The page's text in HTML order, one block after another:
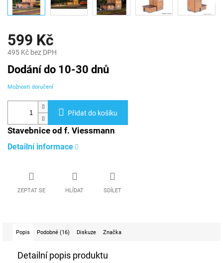
599 Kč
495 Kč bez DPH
Měrná
cena:
Dodání do 10-30 dnů
Možnosti doručení
Přidat do košíku
Stavebnice od f. Viessmann
Detailní informace
ZEPTAT SE HLÍDAT SDÍLET
Popis Podobné (16) Diskuze Značka
Detailní popis produktu